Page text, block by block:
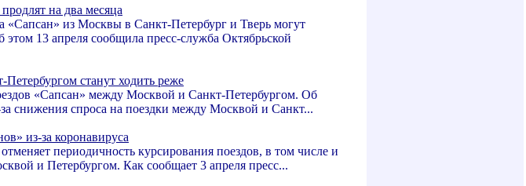
на два месяца
«Сапсан» из Москвы в Санкт-Петербург и Тверь могут
13 апреля сообщила пресс-служба Октябрьской
станут ходить реже
«Сапсан» между Москвой и Санкт-Петербургом. Об
снижения спроса на поездки между Москвой и Санкт...
из-за коронавируса
периодичность курсирования поездов, в том числе и
и Петербургом. Как сообщает 3 апреля пресс...